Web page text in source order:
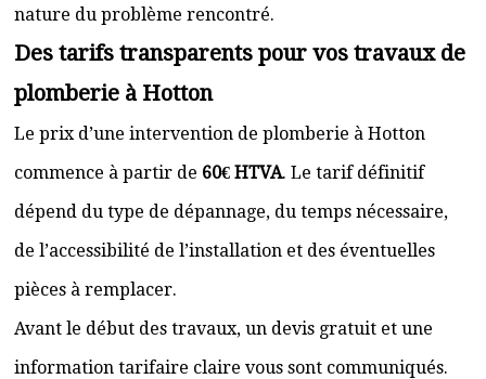
nature du problème rencontré.
Des tarifs transparents pour vos travaux de
plomberie à Hotton
Le prix d’une intervention de plomberie à Hotton
commence à partir de 60€ HTVA. Le tarif définitif
dépend du type de dépannage, du temps nécessaire,
de l’accessibilité de l’installation et des éventuelles
pièces à remplacer.
Avant le début des travaux, un devis gratuit et une
information tarifaire claire vous sont communiqués.